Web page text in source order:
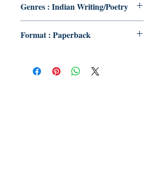
Genres : Indian Writing/Poetry
Format : Paperback